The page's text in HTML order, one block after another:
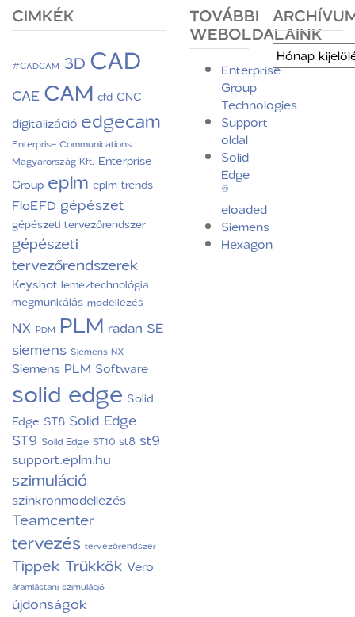
CIMKÉK
#CADCAM 3DCAD
CAE CAM cfd CNC
digitalizáció edgecam
Enterprise Communications
Magyarország Kft. Enterprise
Group eplm eplm trends
FloEFD gépészet
gépészeti tervezőrendszer
gépészeti
tervezőrendszerek
Keyshot lemeztechnológia
megmunkálás modellezés
NX PDM PLM radan SE
siemens Siemens NX
Siemens PLM Software
solid edge Solid
Edge ST8 Solid Edge
ST9 Solid Edge ST10 st8 st9
support.eplm.hu
szimuláció
szinkronmodellezés
Teamcenter
tervezés tervezőrendszer
Tippek Trükkök Vero
áramlástani szimuláció
újdonságok
TOVÁBBI
WEBOLDALAINK
Enterprise
Group
Technologies
Support
oldal
Solid
Edge
®
eloaded
Siemens
Hexagon
Archívum